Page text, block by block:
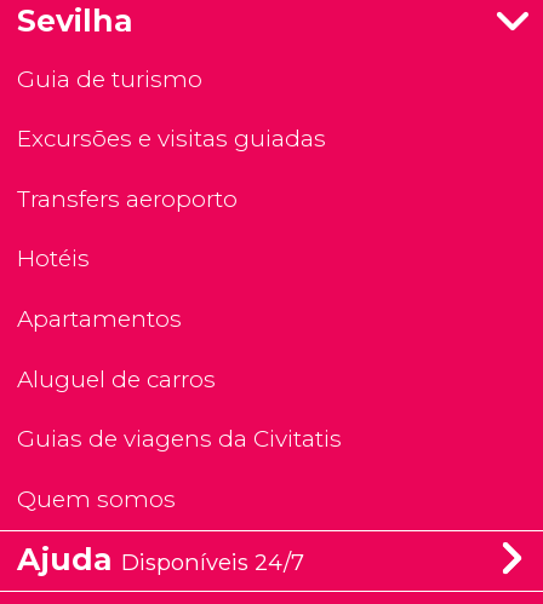
Sevilha
Guia de turismo
Excursões e visitas guiadas
Transfers aeroporto
Hotéis
Apartamentos
Aluguel de carros
Guias de viagens da Civitatis
Quem somos
Ajuda Disponíveis 24/7